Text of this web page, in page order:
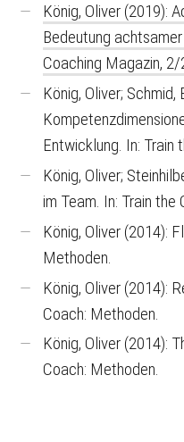
König, Oliver (2019):
Bedeutung
Coaching Magazin, 2/
König, Oliver; Schmid,
Entwicklung. In: Train
König, Oliver;
im Team. In: Train the
König, Oliver (2014):
Methoden.
König, Oliver (2014):
Coach: Methoden.
König, Oliver (2014):
Coach: Methoden.